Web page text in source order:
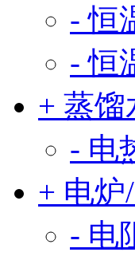
- 恒
- 恒
+ 蒸馏
- 电
+ 电炉
- 电